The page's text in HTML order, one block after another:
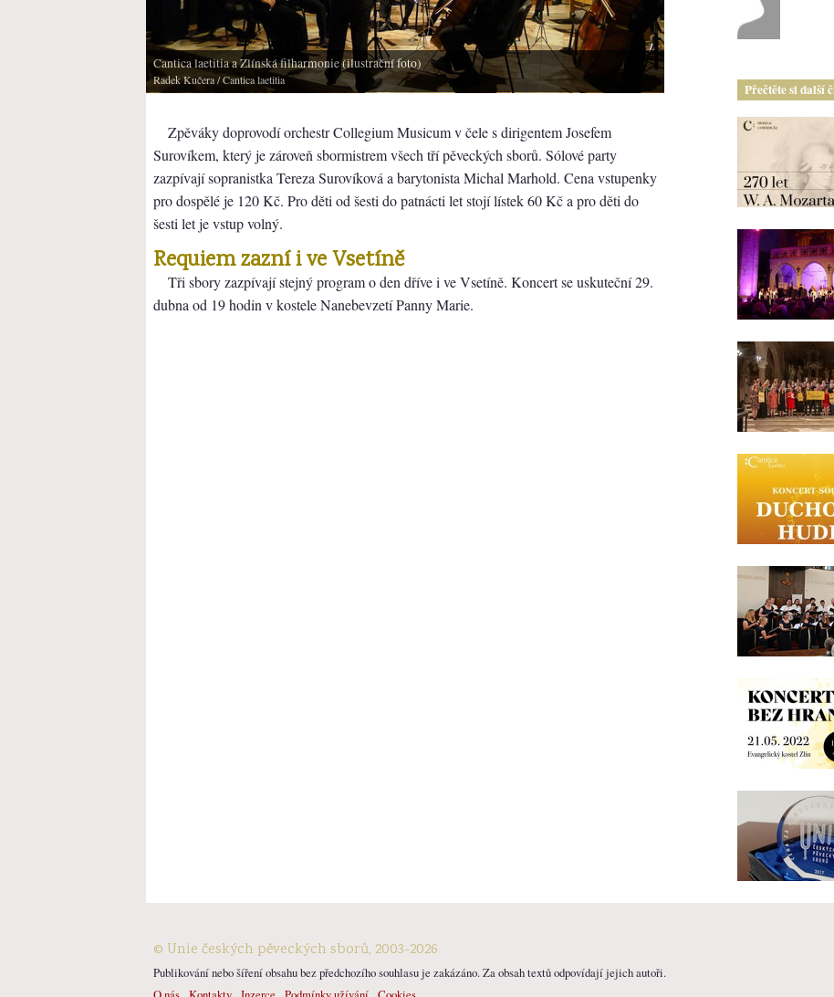
Cantica laetitia a Zlínská filharmonie (ilustrační foto)
Radek Kučera/ Cantica laetitia
Zpěváky doprovodí orchestr Collegium Musicum v čele s dirigentem Josefem
Surovíkem, který je zároveň sbormistrem všech tří pěveckých sborů. Sólové party
zazpívají sopranistka Tereza Surovíková a barytonista Michal Marhold. Cena vstupenky
pro dospělé je 120 Kč. Pro děti od šesti do patnácti let stojí lístek 60 Kč a pro děti do
šesti let je vstup volný.
Requiem zazní i ve Vsetíně
Tři sbory zazpívají stejný program o den dříve i ve Vsetíně. Koncert se uskuteční 29.
dubna od 19 hodin v kostele Nanebevzetí Panny Marie.
Přečtěte si další
© Unie českých pěveckých sborů, 2003-2026
Publikování nebo šíření obsahu bez předchozího souhlasu je zakázáno. Za obsah textů odpovídají jejich autoři.